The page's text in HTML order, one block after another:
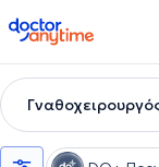
doctoranytime